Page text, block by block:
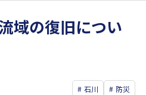
域の復旧につい
石川 防災